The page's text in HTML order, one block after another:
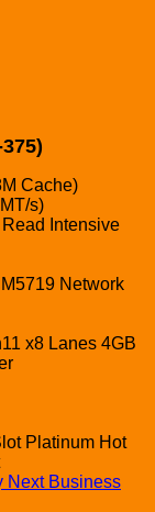
Cache)
s)
Intensive
Network
x8 Lanes 4GB
Platinum Hot
Next Business